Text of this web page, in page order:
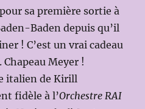
sa première sortie à
Baden depuis qu’il
! C’est un vrai cadeau
Meyer !
italien de Kirill
fidèle à l’Orchestre RAI